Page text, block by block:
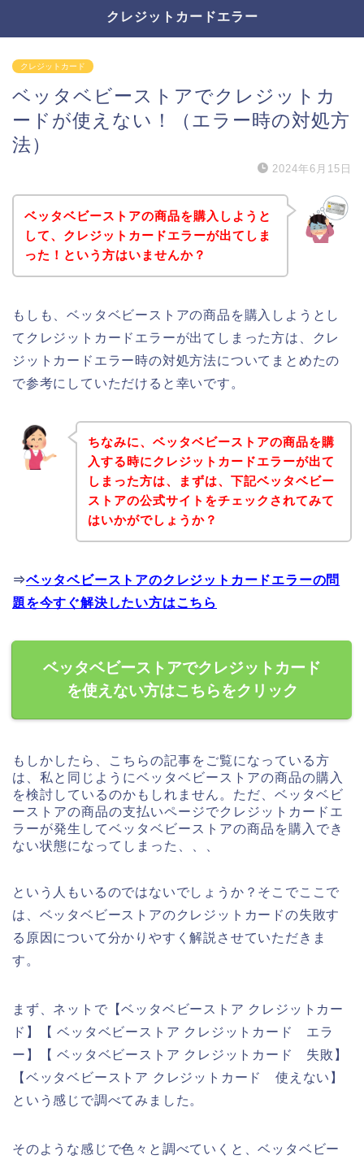
クレジットカードエラー
クレジットカード
ベッタベビーストアでクレジットカ
ードが使えない！（エラー時の対処方
法）
2024年6月15日
ベッタベビーストアの商品を購入しようと
して、クレジットカードエラーが出てしま
った！という方はいませんか？
もしも、ベッタベビーストアの商品を購入しようとし
てクレジットカードエラーが出てしまった方は、クレ
ジットカードエラー時の対処方法についてまとめたの
で参考にしていただけると幸いです。
ちなみに、ベッタベビーストアの商品を購
入する時にクレジットカードエラーが出て
しまった方は、まずは、下記ベッタベビー
ストアの公式サイトをチェックされてみて
はいかがでしょうか？
⇒ベッタベビーストアのクレジットカードエラーの問
題を今すぐ解決したい方はこちら
ベッタベビーストアでクレジットカード
を使えない方はこちらをクリック
もしかしたら、こちらの記事をご覧になっている方
は、私と同じようにベッタベビーストアの商品の購入
を検討しているのかもしれません。ただ、ベッタベビ
ーストアの商品の支払いページでクレジットカードエ
ラーが発生してベッタベビーストアの商品を購入でき
ない状態になってしまった、、、
という人もいるのではないでしょうか？そこでここで
は、ベッタベビーストアのクレジットカードの失敗す
る原因について分かりやすく解説させていただきま
す。
まず、ネットで【ベッタベビーストア クレジットカー
ド】【 ベッタベビーストア クレジットカード エラ
ー】【 ベッタベビーストア クレジットカード 失敗】
【ベッタベビーストア クレジットカード 使えない】
という感じで調べてみました。
そのような感じで色々と調べていくと、ベッタベビー